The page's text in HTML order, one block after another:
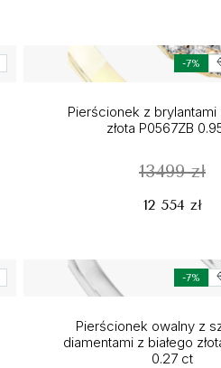
-7%
Pierścionek z brylantami
złota P0567ZB
13499 zł
12 554 zł
-7%
Pierścionek owalny z
diamentami z białego
0.27 ct